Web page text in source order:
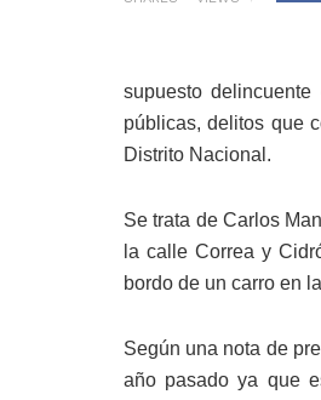
supuesto
públicas, delitos que
Distrito Nacional.
Se trata de Carlos
la calle Correa y
bordo de un carro en
Según una nota de
año pasado ya que